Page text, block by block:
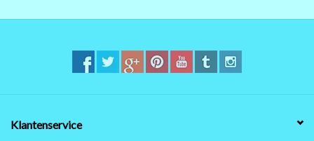
HUISPAKKEN
BLING
Klantenservice